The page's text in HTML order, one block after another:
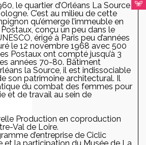
le quartier d’Orléans La Source
C’est au milieu de cette
qu’émerge l’immeuble en
conçu un peu dans le
érigé à Paris peu d’années
le 12 novembre 1968 avec 500
Postaux ont compté jusqu’à 3
années 70-80. Bâtiment
la Source, il est indissociable
son patrimoine architectural. Il
du combat des femmes pour
et de travail au sein de
Production en coproduction
Val de Loire.
d’entreprise de Ciclic